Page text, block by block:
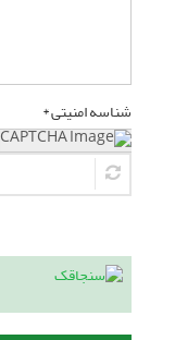
شناسه امنیتی *